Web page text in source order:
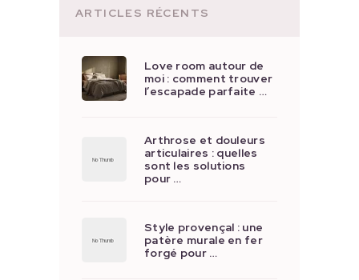
ARTICLES RÉCENTS
Love room autour de
moi : comment trouver
l’escapade parfaite …
Arthrose et douleurs
articulaires : quelles
sont les solutions
pour …
Style provençal : une
patère murale en fer
forgé pour …